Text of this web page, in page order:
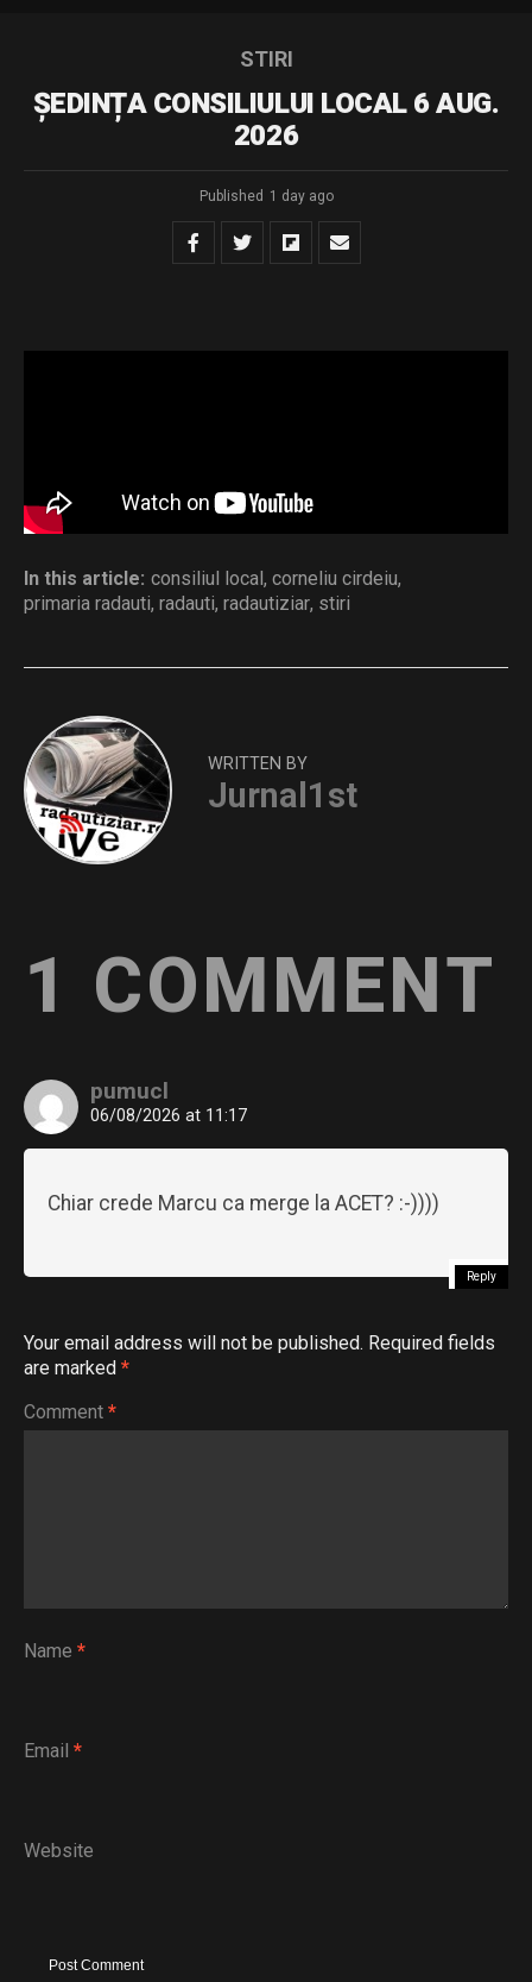
STIRI
ȘEDINȚA CONSILIULUI LOCAL 6 AUG.
2026
Published 1 day ago
In this article: consiliul local, corneliu cirdeiu,
primaria radauti, radauti, radautiziar, stiri
WRITTEN BY
Jurnal1st
1 COMMENT
pumucl
06/08/2026 at 11:17
Chiar crede Marcu ca merge la ACET? :-))))
Reply
Your email address will not be published. Required fields
are marked *
Comment *
Name *
Email *
Website